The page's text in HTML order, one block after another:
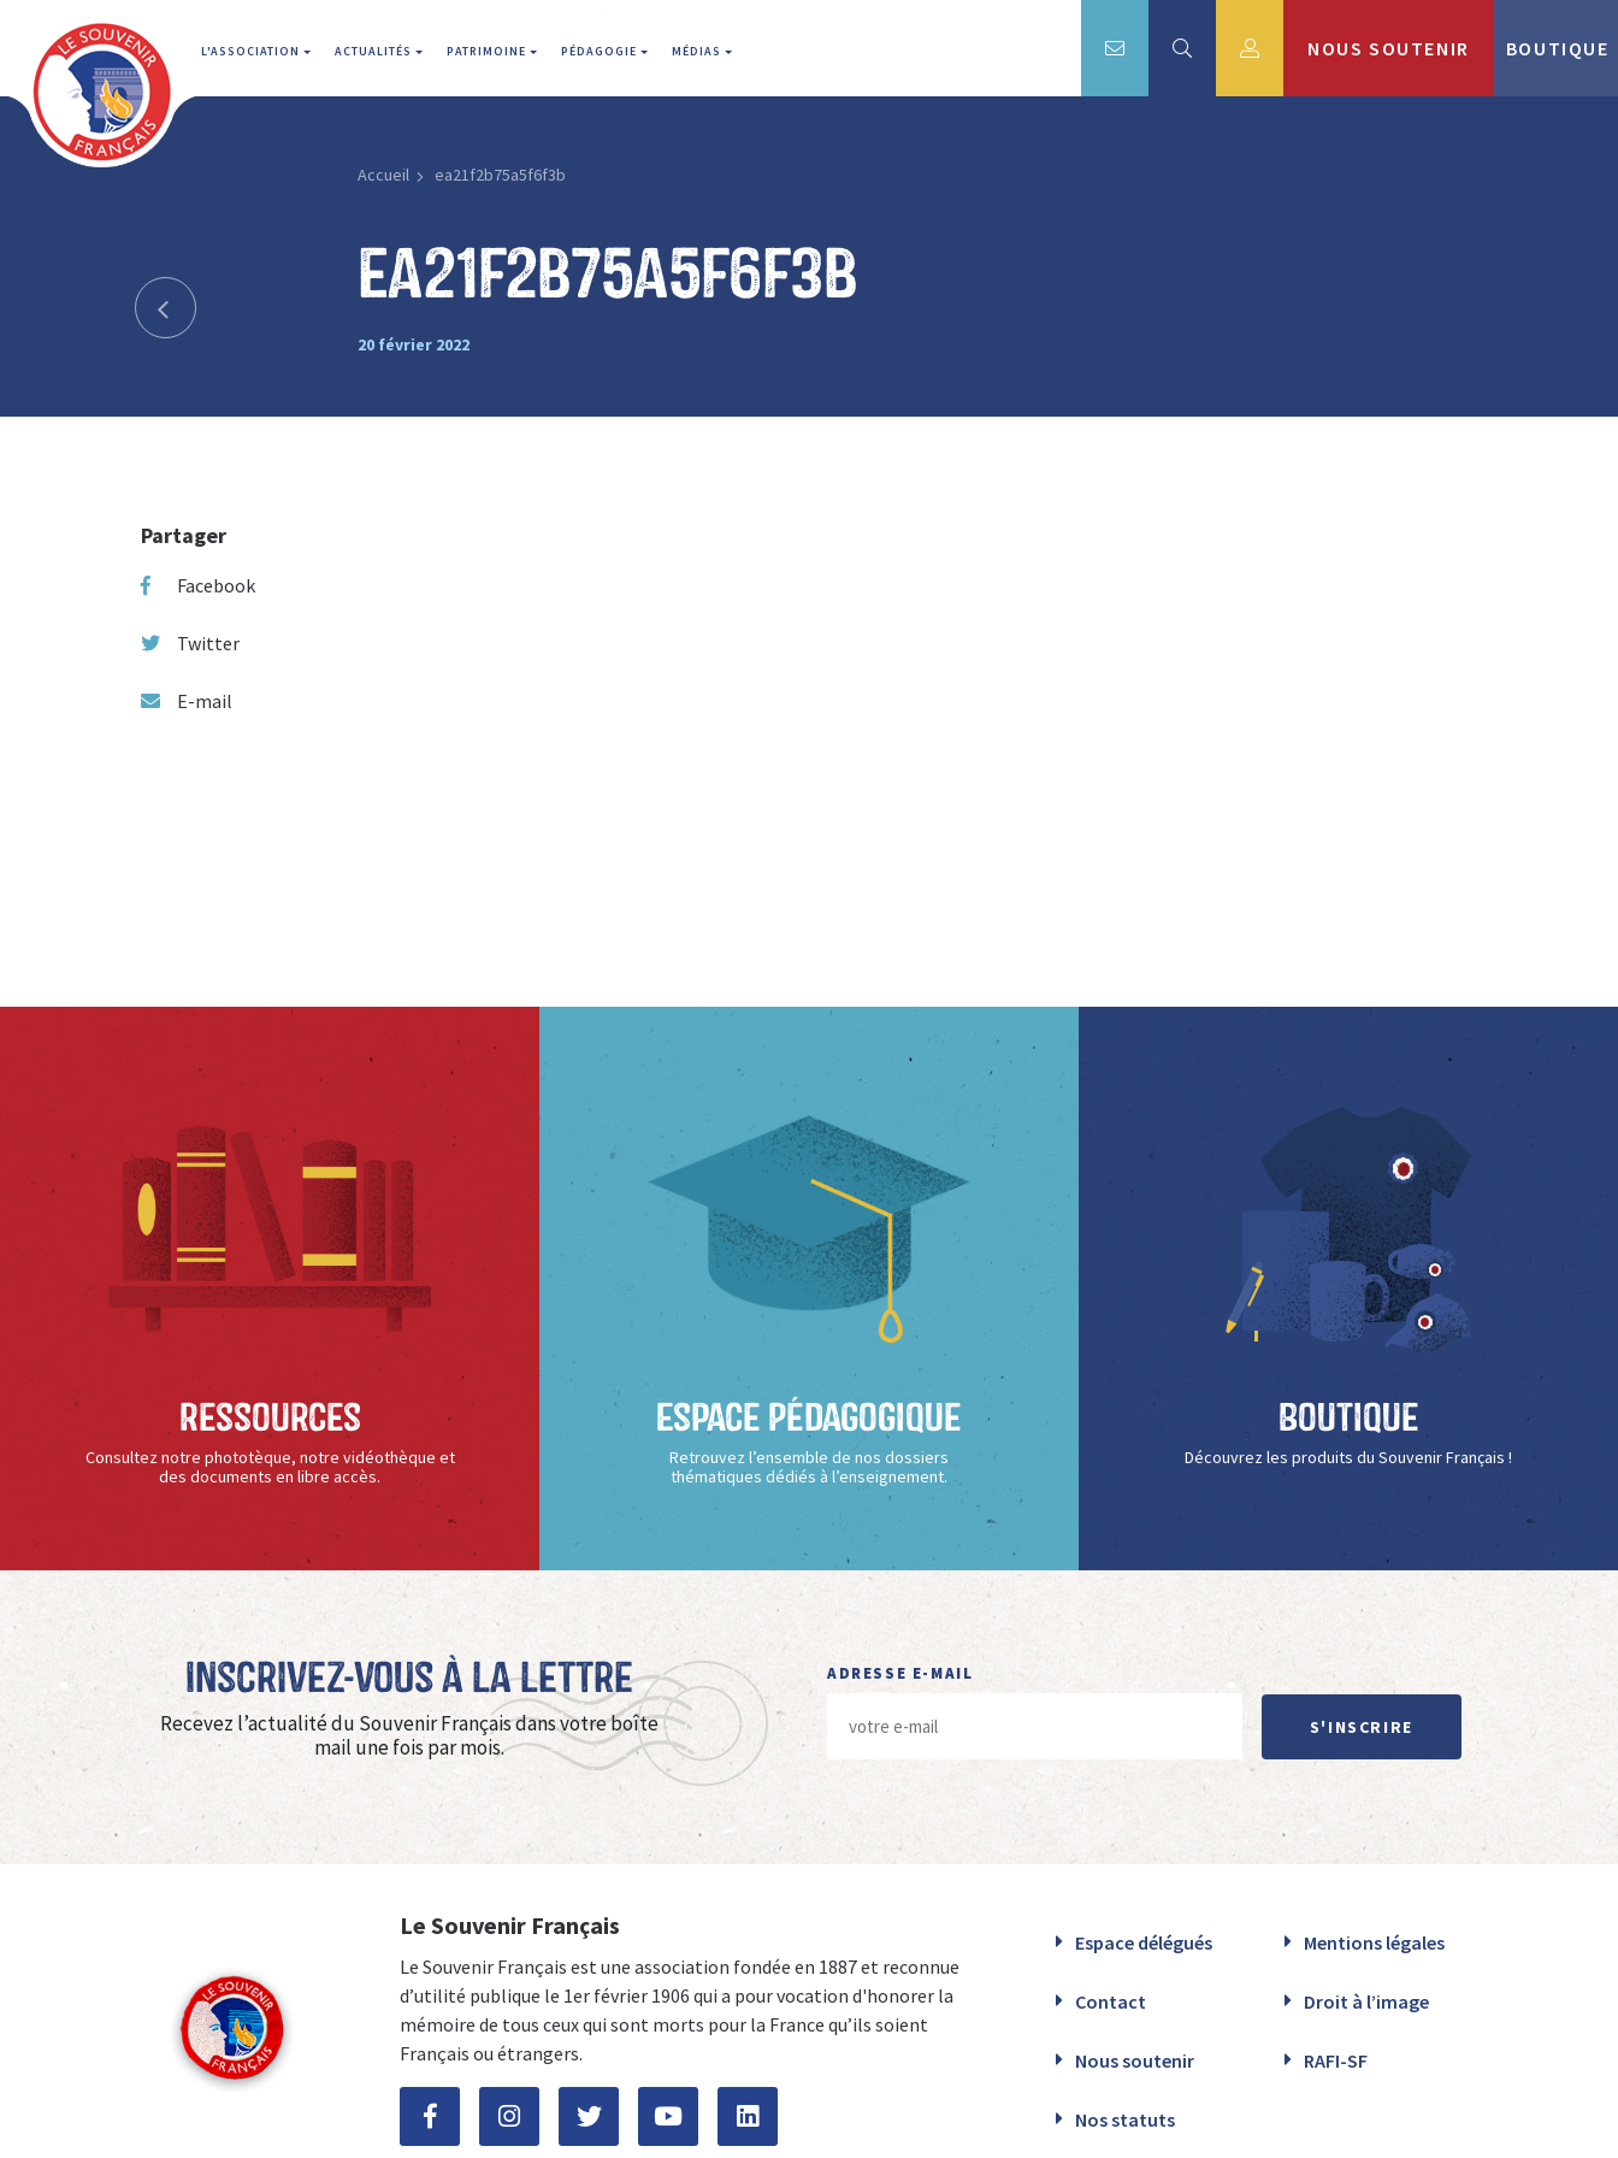
L'ASSOCIATION ACTUALITÉS PATRIMOINE PÉDAGOGIE MÉDIAS NOUS SOUTENIR BOUTIQUE
Accueil ea21f2b75a5f6f3b
ea21f2b75a5f6f3b
20 février 2022
Partager
Facebook
Twitter
E-mail
Ressources
Consultez notre phototèque, notre vidéothèque et
des documents en libre accès.
Espace Pédagogique
Retrouvez l’ensemble de nos dossiers
thématiques dédiés à l’enseignement.
Boutique
Découvrez les produits du Souvenir Français !
Inscrivez-vous à La Lettre
Recevez l’actualité du Souvenir Français dans votre boîte
mail une fois par mois.
ADRESSE E-MAIL
S'INSCRIRE
Le Souvenir Français
Le Souvenir Français est une association fondée en 1887 et reconnue
d’utilité publique le 1er février 1906 qui a pour vocation d'honorer la
mémoire de tous ceux qui sont morts pour la France qu’ils soient
Français ou étrangers.
Espace délégués Mentions légales
Contact Droit à l’image
Nous soutenir RAFI-SF
Nos statuts